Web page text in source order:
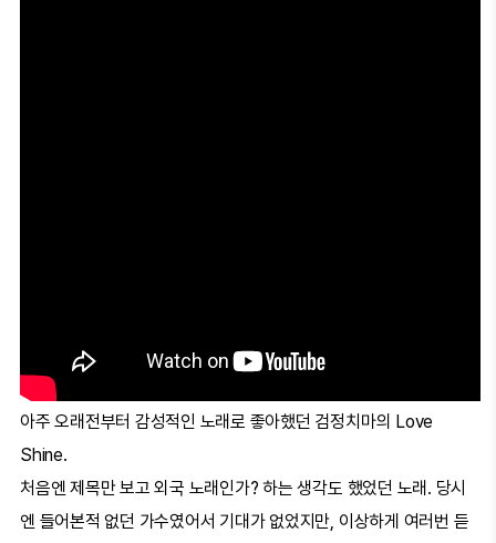
아주 오래전부터 감성적인 노래로 좋아했던 검정치마의 Love
Shine.
처음엔 제목만 보고 외국 노래인가? 하는 생각도 했었던 노래. 당시
엔 들어본적 없던 가수였어서 기대가 없었지만, 이상하게 여러번 듣